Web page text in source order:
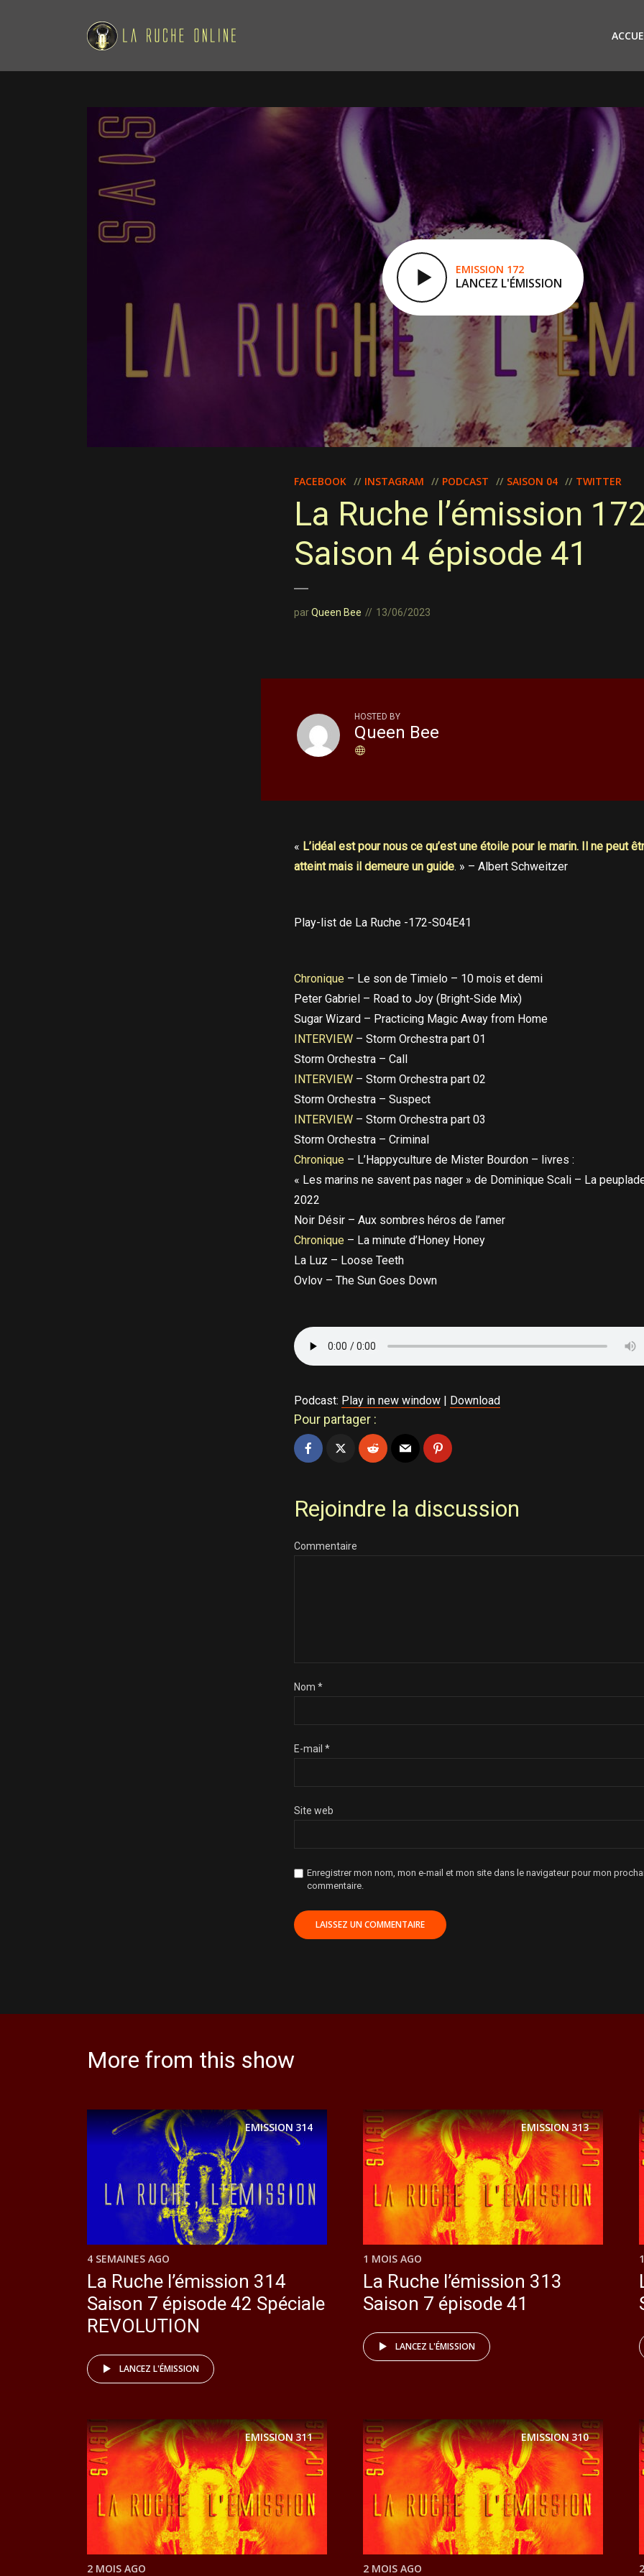
EMISSION 172
LANCEZ L'ÉMISSION
FACEBOOK INSTAGRAM PODCAST SAISON 04 TWITTER
La Ruche l’émission
Saison 4 épisode 41
parQueen Bee 13/06/2023
HOSTED BY
Queen Bee
« L’idéal est pour nous ce qu’est une étoile pour le marin. Il ne peut
atteint mais il demeure un guide. » – Albert Schweitzer
Play-list de La Ruche -172-S04E41
Chronique – Le son de Timielo – 10 mois et demi
Peter Gabriel – Road to Joy (Bright-Side Mix)
Sugar Wizard – Practicing Magic Away from Home
INTERVIEW – Storm Orchestra part 01
Storm Orchestra – Call
INTERVIEW – Storm Orchestra part 02
Storm Orchestra – Suspect
INTERVIEW – Storm Orchestra part 03
Storm Orchestra – Criminal
Chronique – L’Happyculture de Mister Bourdon – livres :
« Les marins ne savent pas nager » de Dominique Scali – La
2022
Noir Désir – Aux sombres héros de l’amer
Chronique – La minute d’Honey Honey
La Luz – Loose Teeth
Ovlov – The Sun Goes Down
Podcast: Play in new window | Download
Pour partager :
Rejoindre la discussion
Commentaire
Nom *
E-mail *
Site web
Enregistrer mon nom, mon e-mail et mon site dans le navigateur pour mon
commentaire.
More from this show
EMISSION314
4 SEMAINES AGO
La Ruche l’émission 314
Saison 7 épisode 42 Spéciale
REVOLUTION
LANCEZ L'ÉMISSION
EMISSION313
1 MOIS AGO
La Ruche l’émission 313
Saison 7 épisode 41
LANCEZ L'ÉMISSION
EMISSION311
2 MOIS AGO
EMISSION310
2 MOIS AGO